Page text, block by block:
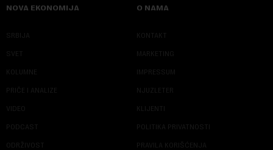
NOVA EKONOMIJA
SRBIJA
SVET
KOLUMNE
PRIČE I ANALIZE
VIDEO
PODCAST
ODRŽIVOST
O NAMA
KONTAKT
MARKETING
IMPRESSUM
NJUZLETER
KLIJENTI
POLITIKA PRIVATNOSTI
PRAVILA KORIŠĆENJA